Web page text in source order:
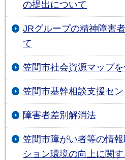
の提出について
JRグループの精神障害
て
笠間市社会資源マップ
笠間市基幹相談支援セ
障害者差別解消法
笠間市障がい者等の情
ション環境の向上に関す